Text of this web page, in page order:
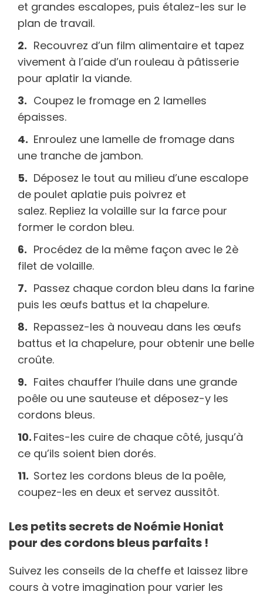
et grandes escalopes, puis étalez-les sur le
plan de travail.
Recouvrez d’un film alimentaire et tapez
vivement à l’aide d’un rouleau à pâtisserie
pour aplatir la viande.
Coupez le fromage en 2 lamelles
épaisses.
Enroulez une lamelle de fromage dans
une tranche de jambon.
Déposez le tout au milieu d’une escalope
de poulet aplatie puis poivrez et
salez. Repliez la volaille sur la farce pour
former le cordon bleu.
Procédez de la même façon avec le 2è
filet de volaille.
Passez chaque cordon bleu dans la farine
puis les œufs battus et la chapelure.
Repassez-les à nouveau dans les œufs
battus et la chapelure, pour obtenir une belle
croûte.
Faites chauffer l‘huile dans une grande
poêle ou une sauteuse et déposez-y les
cordons bleus.
Faites-les cuire de chaque côté, jusqu’à
ce qu’ils soient bien dorés.
Sortez les cordons bleus de la poêle,
coupez-les en deux et servez aussitôt.
Les petits secrets de Noémie Honiat
pour des cordons bleus parfaits !
Suivez les conseils de la cheffe et laissez libre
cours à votre imagination pour varier les